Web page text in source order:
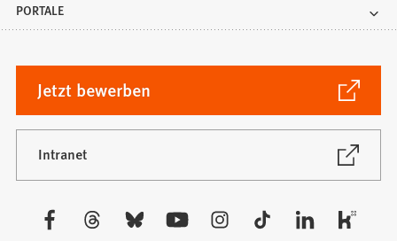
PORTALE
Jetzt bewerben
(Öffnet
in
einem
neuen
Tab)
Intranet
(Öffnet
neuen
Besuchen